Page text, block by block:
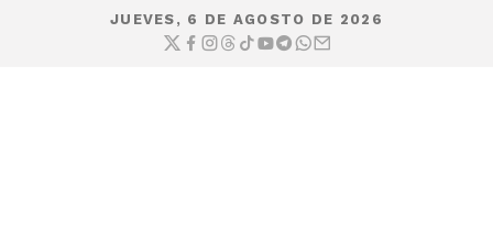
JUEVES, 6 DE AGOSTO DE 2026